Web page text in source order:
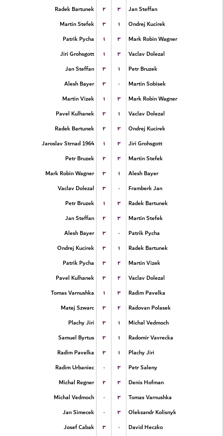
Radek Bartunek
۲ ۳
Jan Steffan
Martin Stefek
۳ ۱
Ondrej Kucirek
Patrik Pycha
۱ ۳
Mark Robin Wagner
Jiri Grohsgott
۱ ۳
Vaclav Dolezal
Jan Steffan
۳ ۱
Petr Bruzek
Alesh Bayer
۳ ۰
Martin Sobisek
Martin Vizek
۱ ۳
Mark Robin Wagner
Pavel Kulhanek
۳ ۱
Vaclav Dolezal
Radek Bartunek
۲ ۳
Ondrej Kucirek
Jaroslav Strnad 1964
۱ ۳
Jiri Grohsgott
Petr Bruzek
۲ ۳
Martin Stefek
Mark Robin Wagner
۳ ۱
Alesh Bayer
Vaclav Dolezal
۳ ۰
Framberk Jan
Petr Bruzek
۱ ۳
Radek Bartunek
Jan Steffan
۲ ۳
Martin Stefek
Alesh Bayer
۳ ۰
Patrik Pycha
Ondrej Kucirek
۳ ۱
Radek Bartunek
Patrik Pycha
۳ ۲
Martin Vizek
Pavel Kulhanek
۳ ۲
Vaclav Dolezal
Tomas Varnushka
۱ ۳
Radim Pavelka
Matej Szwarc
۳ ۲
Radovan Polasek
Plachy Jiri
۳ ۱
Michal Vedmoch
Samuel Byrtus
۳ ۱
Radomir Vavrecka
Radim Pavelka
۳ ۱
Plachy Jiri
Radim Urbaniec
۰ ۳
Petr Saleny
Michal Regner
۲ ۳
Denis Hofman
Michal Vedmoch
۰ ۳
Tomas Varnushka
Jan Simecek
۰ ۳
Oleksandr Kolisnyk
Josef Cabak
۳ ۰
David Heczko